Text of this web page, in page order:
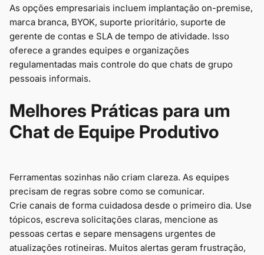
As opções empresariais incluem implantação on-premise,
marca branca, BYOK, suporte prioritário, suporte de
gerente de contas e SLA de tempo de atividade. Isso
oferece a grandes equipes e organizações
regulamentadas mais controle do que chats de grupo
pessoais informais.
Melhores Práticas para um
Chat de Equipe Produtivo
Ferramentas sozinhas não criam clareza. As equipes
precisam de regras sobre como se comunicar.
Crie canais de forma cuidadosa desde o primeiro dia. Use
tópicos, escreva solicitações claras, mencione as
pessoas certas e separe mensagens urgentes de
atualizações rotineiras. Muitos alertas geram frustração,